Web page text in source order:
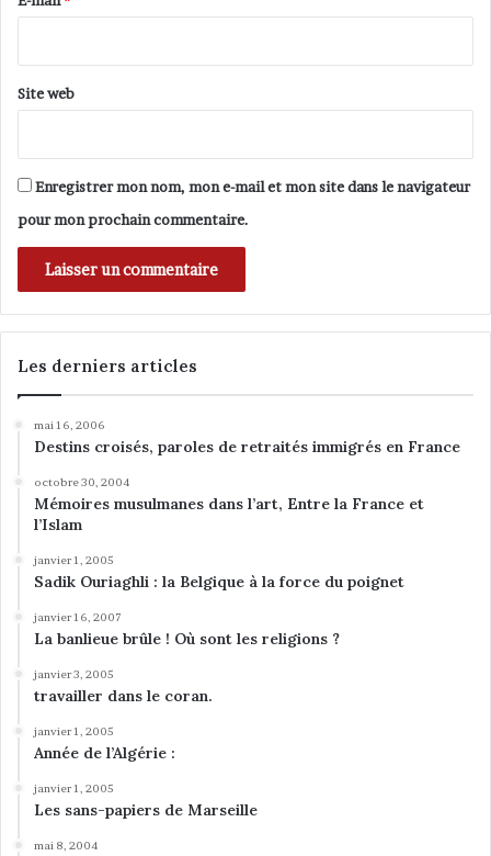
e
g
i
q
e
d
Site web
Enregistrer mon nom, mon e-mail et mon site dans le navigateur
pour mon prochain commentaire.
Les derniers articles
mai 16, 2006
Destins croisés, paroles de retraités immigrés en France
octobre 30, 2004
Mémoires musulmanes dans l’art, Entre la France et
l’Islam
janvier 1, 2005
Sadik Ouriaghli : la Belgique à la force du poignet
janvier 16, 2007
La banlieue brûle ! Où sont les religions ?
janvier 3, 2005
travailler dans le coran.
janvier 1, 2005
Année de l’Algérie :
janvier 1, 2005
Les sans-papiers de Marseille
mai 8, 2004